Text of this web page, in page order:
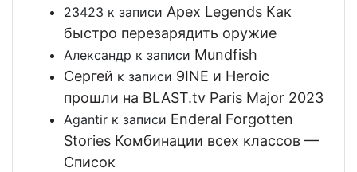
23423 к записи Apex Legends Как
быстро перезарядить оружие
Александр к записи Mundfish
Сергей к записи 9INE и Heroic
прошли на BLAST.tv Paris Major 2023
Agantir к записи Enderal Forgotten
Stories Комбинации всех классов —
Список